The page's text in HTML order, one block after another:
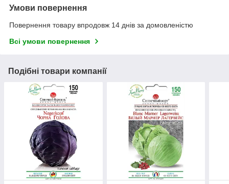
Умови повернення
Повернення товару впродовж 14 днів за домовленістю
Всі умови повернення
Подібні товари компанії